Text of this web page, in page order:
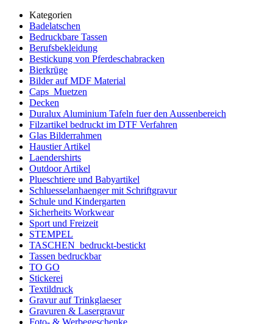
Kategorien
Badelatschen
Bedruckbare Tassen
Berufsbekleidung
Bestickung von Pferdeschabracken
Bierkrüge
Bilder auf MDF Material
Caps_Muetzen
Decken
Duralux Aluminium Tafeln fuer den Aussenbereich
Filzartikel bedruckt im DTF Verfahren
Glas Bilderrahmen
Haustier Artikel
Laendershirts
Outdoor Artikel
Plueschtiere und Babyartikel
Schluesselanhaenger mit Schriftgravur
Schule und Kindergarten
Sicherheits Workwear
Sport und Freizeit
STEMPEL
TASCHEN_bedruckt-bestickt
Tassen bedruckbar
TO GO
Stickerei
Textildruck
Gravur auf Trinkglaeser
Gravuren & Lasergravur
Foto- & Werbegeschenke